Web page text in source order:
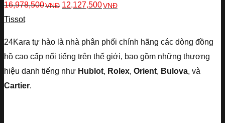
16,978,500VNĐ 12,127,500VNĐ
Tissot
24Kara tự hào là nhà phân phối chính hãng các dòng đồng
hồ cao cấp nổi tiếng trên thế giới, bao gồm những thương
hiệu danh tiếng như Hublot, Rolex, Orient, Bulova, và
Cartier.